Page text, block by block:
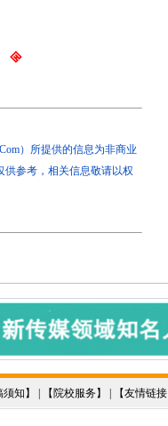
）所提供的信息为非商业
参考，相关信息敬请以权
须知 】 | 【 院校服务】 | 【友情链接